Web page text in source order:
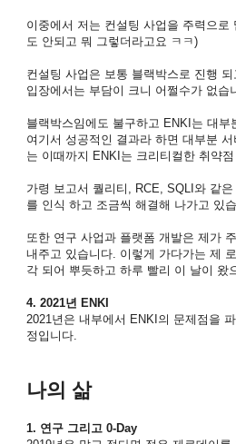
이중에서 저는 컨설팅 사업을 주력으
도 안되고 뭐 그렇더라고요 ㅋㅋ)
컨설팅 사업은 보통 블랙박스로 진행
입장에서는 부담이 크니 어쩔수가 없
블랙박스임에도 불구하고 ENKI는 대
여기서 성공적인 결과라 하면 대부분
는 이때까지 ENKI는 크리티컬한 취약
가령 보고서 퀄리티, RCE, SQLI와 같
를 인식 하고 조금씩 해결해 나가고 있
또한 연구 사업과 플랫폼 개발은 제가
내주고 있습니다. 이렇게 가다가는 제
각 되어 뿌듯하고 하루 빨리 이 날이 왔
4. 2021년 ENKI
2021년은 내부에서 ENKI의 문제점을
정입니다.
나의 삶
1. 연구 그리고 0-Day